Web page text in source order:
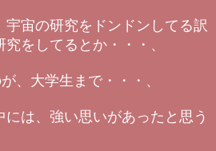
宙の研究をドンドンしてる訳
をしてるとか・・・、
、大学生まで・・・、
は、強い思いがあったと思う